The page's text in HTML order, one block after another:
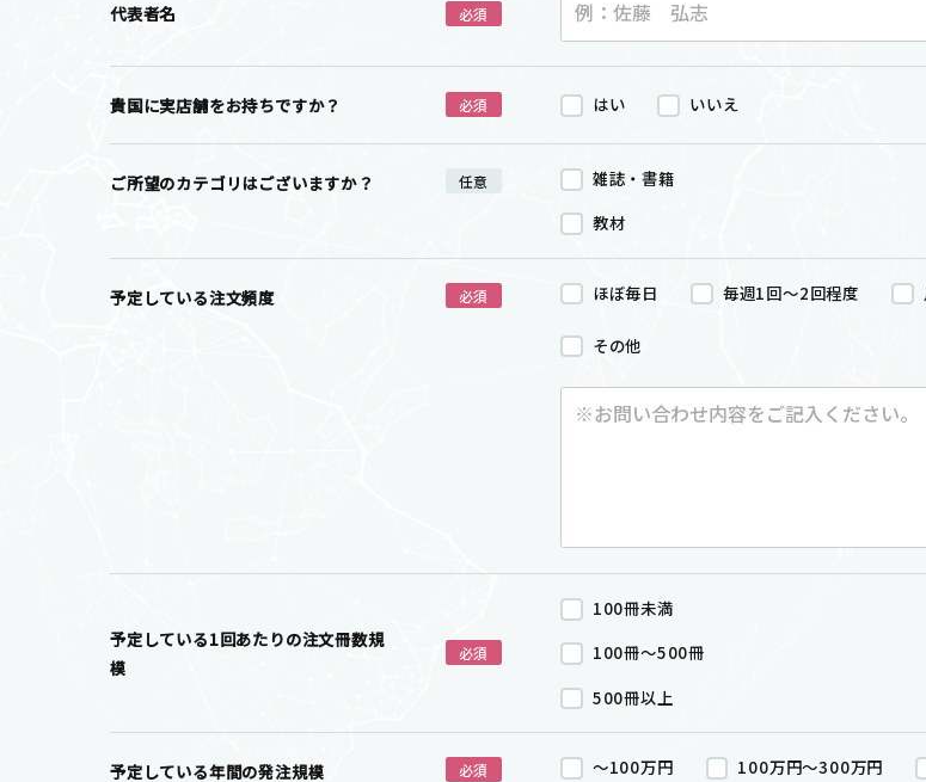
代表者名 必須
貴国に実店舗をお持ちですか？ 必須 はい いいえ
ご所望のカテゴリはございますか？ 任意
雑誌・書籍
教材
予定している注文頻度 必須 ほぼ毎日 毎週1回～2回程度
その他
予定している1回あたりの注文冊数規
模
必須
100冊未満
100冊～500冊
500冊以上
予定している年間の発注規模 必須 ～100万円 100万円～300万円